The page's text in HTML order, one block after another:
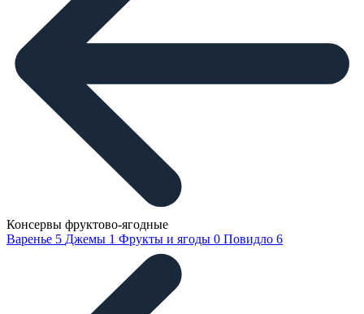
Консервы фруктово-ягодные
Варенье 5 Джемы 1 Фрукты и ягоды 0 Повидло 6